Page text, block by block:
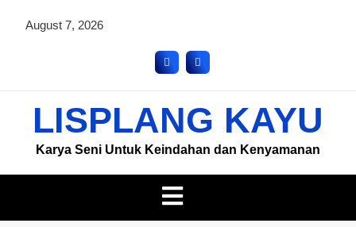
August 7, 2026
LISPLANG KAYU
Karya Seni Untuk Keindahan dan Kenyamanan